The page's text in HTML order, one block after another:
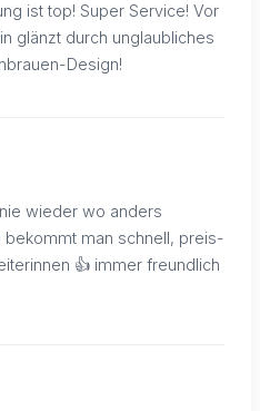
ist top! Super Service! Vor
glänzt durch unglaubliches
Design!
wieder wo anders
bekommt man schnell, preis-
👍 immer freundlich